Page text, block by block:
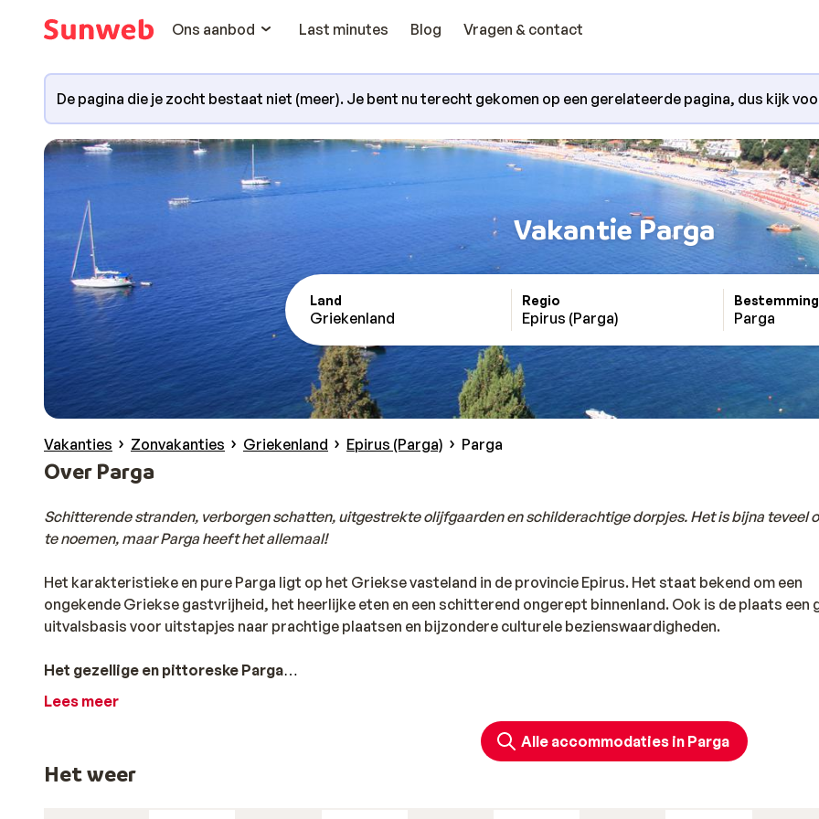
Ons aanbod
Last minutes Blog Vragen & contact
De pagina die je zocht bestaat niet (meer). Je bent nu terecht gekomen op een gerelateerde pagina, dus kijk
Vakantie Parga
Land
Griekenland
Regio
Epirus (Parga)
Bestemming
Parga
Vakanties Zonvakanties Griekenland Epirus (Parga) Parga
Over Parga
Schitterende stranden, verborgen schatten, uitgestrekte olijfgaarden en schilderachtige dorpjes. Het is bijna teveel
te noemen, maar Parga heeft het allemaal!
Het karakteristieke en pure Parga ligt op het Griekse vasteland in de provincie Epirus. Het staat bekend om een
ongekende Griekse gastvrijheid, het heerlijke eten en een schitterend ongerept binnenland. Ook is de plaats een
uitvalsbasis voor uitstapjes naar prachtige plaatsen en bijzondere culturele bezienswaardigheden.
Het gezellige en pittoreske Parga
Het pittoreske plaatsje Parga ligt in de regio Epirus, op het vasteland. Hier is een gezellige boulevard met tal van
ongerepte binnenland intrekken. Epirus kent een rijke geschiedenis, in de buurt zijn dan ook veel overblijfselen uit
oudheid te vinden. Tijdens een tour door het glooiende heuvellandschap kun je je laten verrassen door de mooie
pittoreske dorpjes en de hartverwarmende Griekse gastvrijheid.
Lees meer
Alle accommodaties in Parga
Het weer